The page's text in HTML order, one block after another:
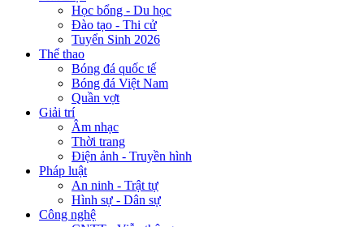
Học bổng - Du học
Đào tạo - Thi cử
Tuyển Sinh 2026
Thể thao
Bóng đá quốc tế
Bóng đá Việt Nam
Quần vợt
Giải trí
Âm nhạc
Thời trang
Điện ảnh - Truyền hình
Pháp luật
An ninh - Trật tự
Hình sự - Dân sự
Công nghệ